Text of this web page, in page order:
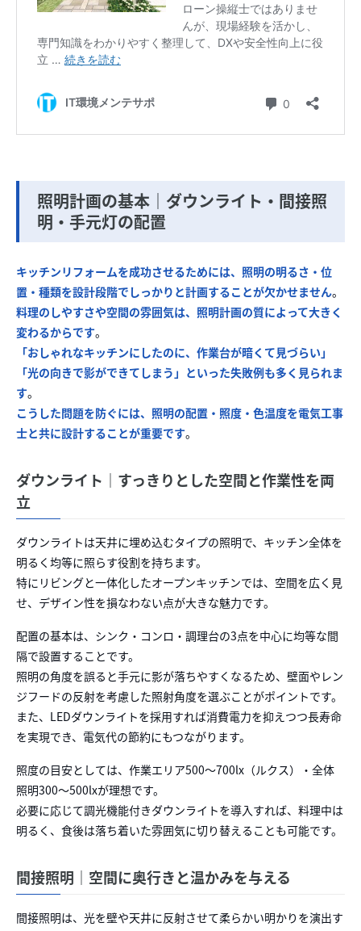
照明計画の基本｜ダウンライト・間接照
明・手元灯の配置
キッチンリフォームを成功させるためには、照明の明るさ・位
置・種類を設計段階でしっかりと計画することが欠かせません。
料理のしやすさや空間の雰囲気は、照明計画の質によって大きく
変わるからです。
「おしゃれなキッチンにしたのに、作業台が暗くて見づらい」
「光の向きで影ができてしまう」といった失敗例も多く見られま
す。
こうした問題を防ぐには、照明の配置・照度・色温度を電気工事
士と共に設計することが重要です。
ダウンライト｜すっきりとした空間と作業性を両
立
ダウンライトは天井に埋め込むタイプの照明で、キッチン全体を
明るく均等に照らす役割を持ちます。
特にリビングと一体化したオープンキッチンでは、空間を広く見
せ、デザイン性を損なわない点が大きな魅力です。
配置の基本は、シンク・コンロ・調理台の3点を中心に均等な間
隔で設置することです。
照明の角度を誤ると手元に影が落ちやすくなるため、壁面やレン
ジフードの反射を考慮した照射角度を選ぶことがポイントです。
また、LEDダウンライトを採用すれば消費電力を抑えつつ長寿命
を実現でき、電気代の節約にもつながります。
照度の目安としては、作業エリア500〜700lx（ルクス）・全体
照明300〜500lxが理想です。
必要に応じて調光機能付きダウンライトを導入すれば、料理中は
明るく、食後は落ち着いた雰囲気に切り替えることも可能です。
間接照明｜空間に奥行きと温かみを与える
間接照明は、光を壁や天井に反射させて柔らかい明かりを演出す